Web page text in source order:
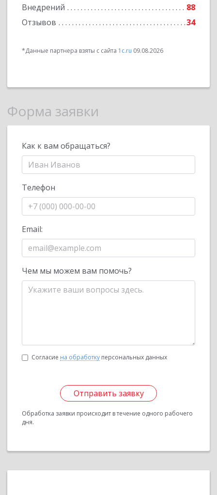
Внедрений
88
Отзывов
34
*Данные партнера взяты с сайта 1c.ru 09.08.2026
Форма заявки
Как к вам обращаться?
Телефон
Email:
Чем мы можем вам помочь?
Согласие на обработку персональных данных
Отправить заявку
Обработка заявки происходит в течение одного рабочего
дня.